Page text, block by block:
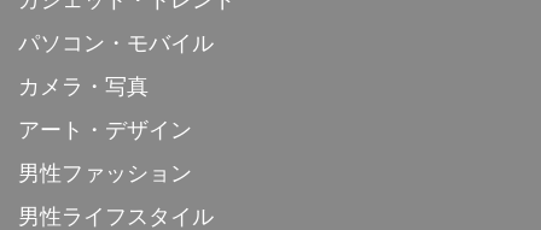
パソコン・モバイル
カメラ・写真
アート・デザイン
男性ファッション
男性ライフスタイル